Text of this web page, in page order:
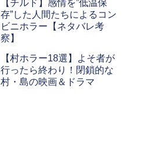
【チルド】感情を”低温保
存”した人間たちによるコン
ビニホラー【ネタバレ考
察】
【村ホラー18選】よそ者が
行ったら終わり！閉鎖的な
村・島の映画＆ドラマ